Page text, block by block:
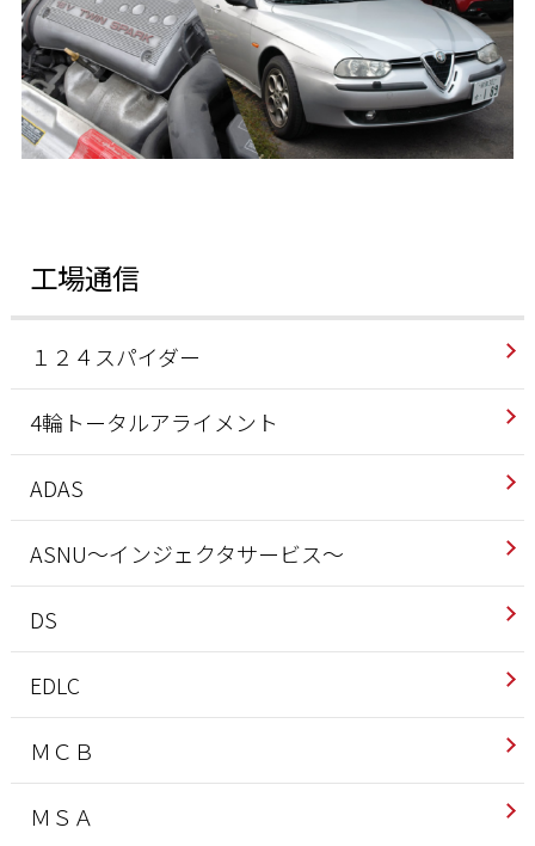
工場通信
１２４スパイダー
4輪トータルアライメント
ADAS
ASNU～インジェクタサービス～
DS
EDLC
ＭＣＢ
ＭＳＡ